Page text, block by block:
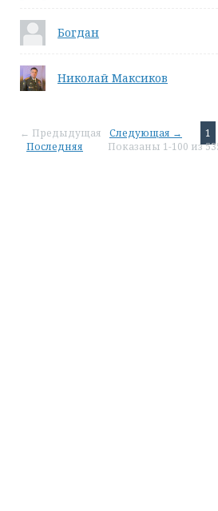
Богдан
Николай Максиков
← Предыдущая Следующая → 1
Последняя
Показаны 1-100 из